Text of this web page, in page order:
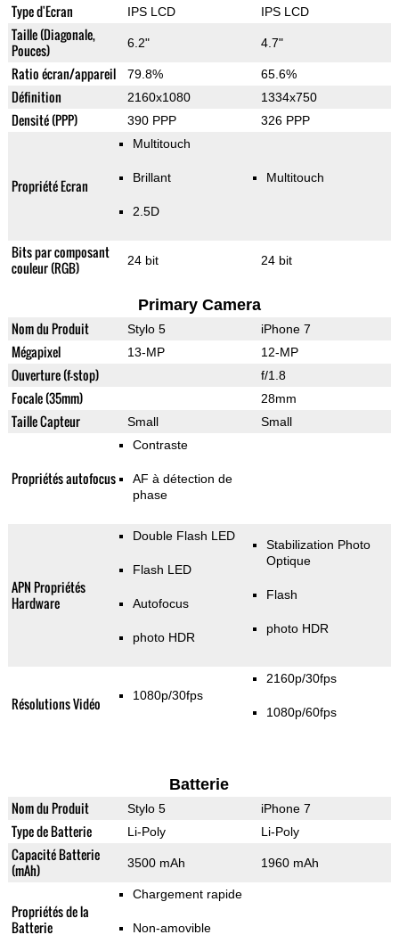
Type d'Ecran IPS LCD IPS LCD
Taille (Diagonale,
Pouces)
6.2" 4.7"
Ratio écran/appareil 79.8% 65.6%
Définition 2160x1080 1334x750
Densité (PPP) 390 PPP 326 PPP
Propriété Ecran
Multitouch
Brillant
2.5D
Multitouch
Bits par composant
couleur (RGB)
24 bit 24 bit
Primary Camera
Nom du Produit Stylo 5 iPhone 7
Mégapixel 13-MP 12-MP
Ouverture (f-stop) f/1.8
Focale (35mm) 28mm
Taille Capteur Small Small
Propriétés autofocus
Contraste
AF à détection de
phase
APN Propriétés
Hardware
Double Flash LED
Flash LED
Autofocus
photo HDR
Stabilization Photo
Optique
Flash
photo HDR
Résolutions Vidéo 1080p/30fps
2160p/30fps
1080p/60fps
Batterie
Nom du Produit Stylo 5 iPhone 7
Type de Batterie Li-Poly Li-Poly
Capacité Batterie
(mAh)
3500 mAh 1960 mAh
Propriétés de la
Batterie
Chargement rapide
Non-amovible